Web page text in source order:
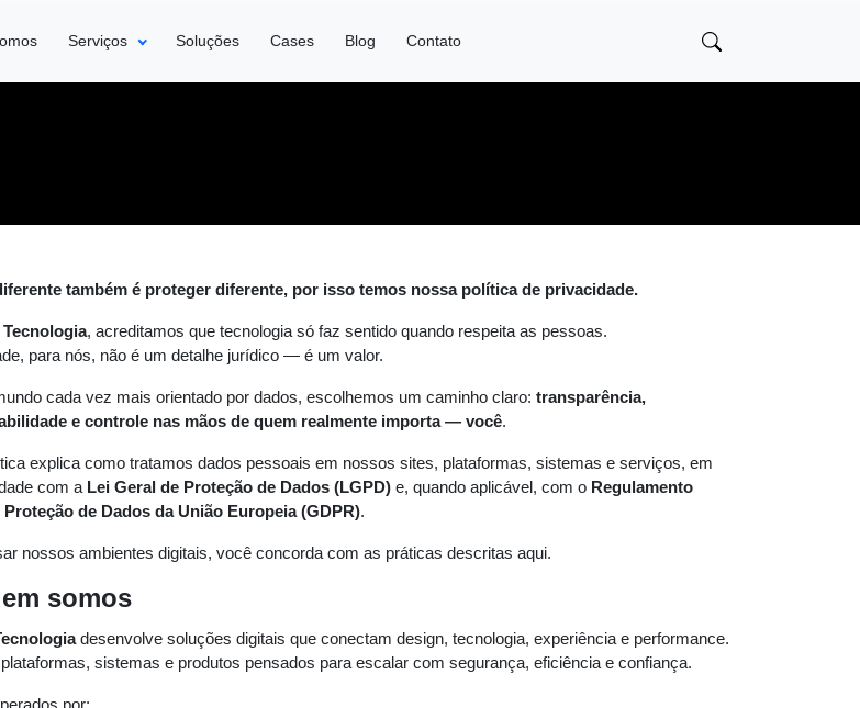
Serviços Soluções Cases Blog Contato
também é proteger diferente, por isso temos nossa política de privacidade.
, acreditamos que tecnologia só faz sentido quando respeita as pessoas.
para nós, não é um detalhe jurídico — é um valor.
cada vez mais orientado por dados, escolhemos um caminho claro: transparência,
e controle nas mãos de quem realmente importa — você.
explica como tratamos dados pessoais em nossos sites, plataformas, sistemas e serviços, em
com a Lei Geral de Proteção de Dados (LGPD)e, quando aplicável, com o Regulamento
Proteção de Dados da União Europeia (GDPR).
nossos ambientes digitais, você concorda com as práticas descritas aqui.
somos
desenvolve soluções digitais que conectam design, tecnologia, experiência e performance.
sistemas e produtos pensados para escalar com segurança, eficiência e confiança.
por: